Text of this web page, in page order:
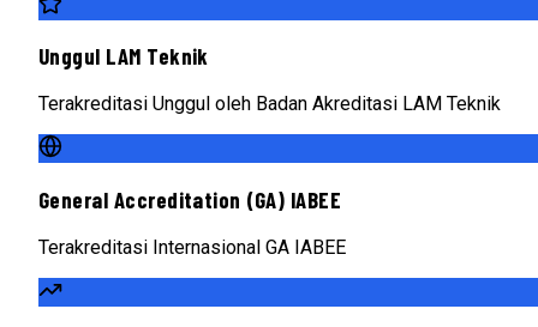
Unggul LAM Teknik
Terakreditasi Unggul oleh Badan Akreditasi LAM Teknik
General Accreditation (GA) IABEE
Terakreditasi Internasional GA IABEE